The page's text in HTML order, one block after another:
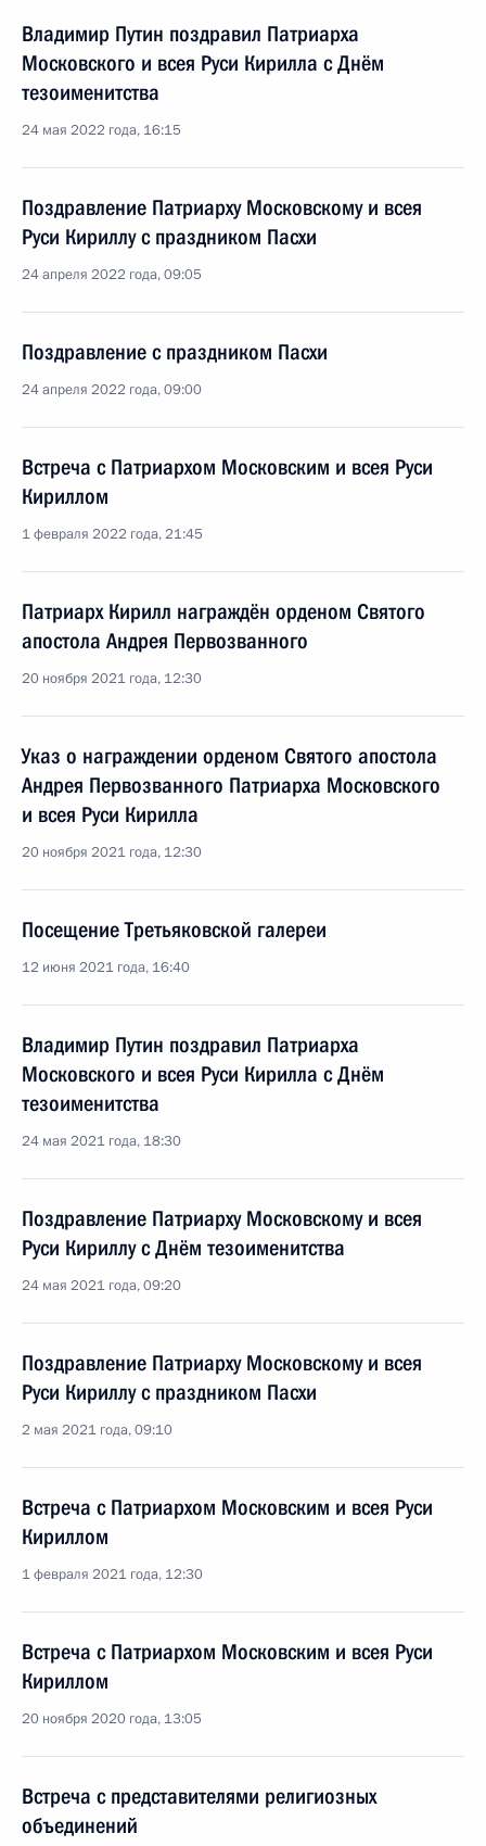
Владимир Путин поздравил Патриарха
Московского и всея Руси Кирилла с Днём
тезоименитства
24 мая 2022 года, 16:15
Поздравление Патриарху Московскому и всея
Руси Кириллу с праздником Пасхи
24 апреля 2022 года, 09:05
Поздравление с праздником Пасхи
24 апреля 2022 года, 09:00
Встреча с Патриархом Московским и всея Руси
Кириллом
1 февраля 2022 года, 21:45
Патриарх Кирилл награждён орденом Святого
апостола Андрея Первозванного
20 ноября 2021 года, 12:30
Указ о награждении орденом Святого апостола
Андрея Первозванного Патриарха Московского
и всея Руси Кирилла
20 ноября 2021 года, 12:30
Посещение Третьяковской галереи
12 июня 2021 года, 16:40
Владимир Путин поздравил Патриарха
Московского и всея Руси Кирилла с Днём
тезоименитства
24 мая 2021 года, 18:30
Поздравление Патриарху Московскому и всея
Руси Кириллу с Днём тезоименитства
24 мая 2021 года, 09:20
Поздравление Патриарху Московскому и всея
Руси Кириллу с праздником Пасхи
2 мая 2021 года, 09:10
Встреча с Патриархом Московским и всея Руси
Кириллом
1 февраля 2021 года, 12:30
Встреча с Патриархом Московским и всея Руси
Кириллом
20 ноября 2020 года, 13:05
Встреча с представителями религиозных
объединений